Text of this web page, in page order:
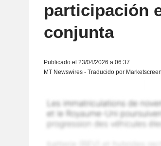
participación
conjunta
Publicado el 23/04/2026 a 06:37
MT Newswires - Traducido por